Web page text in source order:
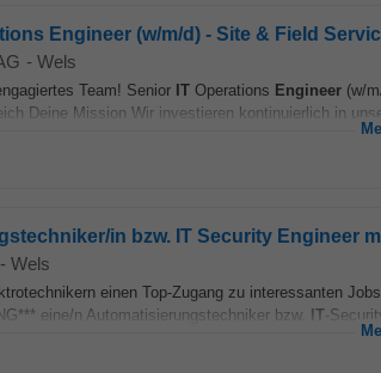
Engineer (w/m/d) - Site & Field
- Wels
Team! Senior IT Operations Engineer (w/
Deine Mission Wir investieren kontinuierlich in
in bzw. IT Security Engineer
- Wels
einen Top-Zugang zu interessanten
eine/n Automatisierungstechniker bzw. IT-